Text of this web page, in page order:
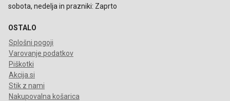
sobota, nedelja in prazniki: Zaprto
OSTALO
Splošni pogoji
Varovanje podatkov
Piškotki
Akcija.si
Stik z nami
Nakupovalna košarica